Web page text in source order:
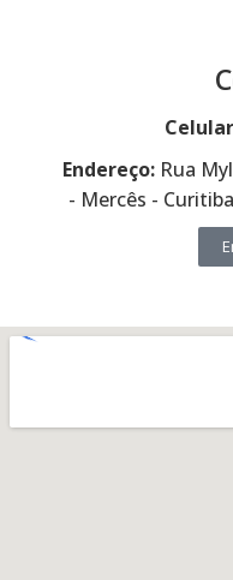
Endereço: Rua
- Mercês -